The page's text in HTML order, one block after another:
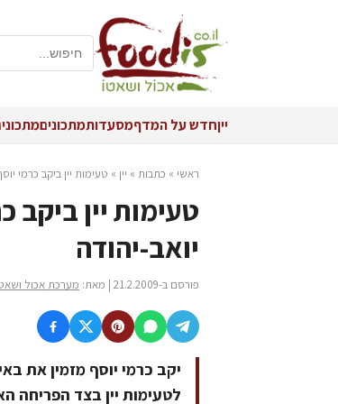
ייןחדש על המדףמסעדותמתכונים
ראשי » כתבות » יין » טעימות יין ביקב כרמי
טעימות יין
יואב-יהודה
פורסם ב-21.2.2009 | מאת: מערכת אכול
לטעימות יין בצד הפריחה